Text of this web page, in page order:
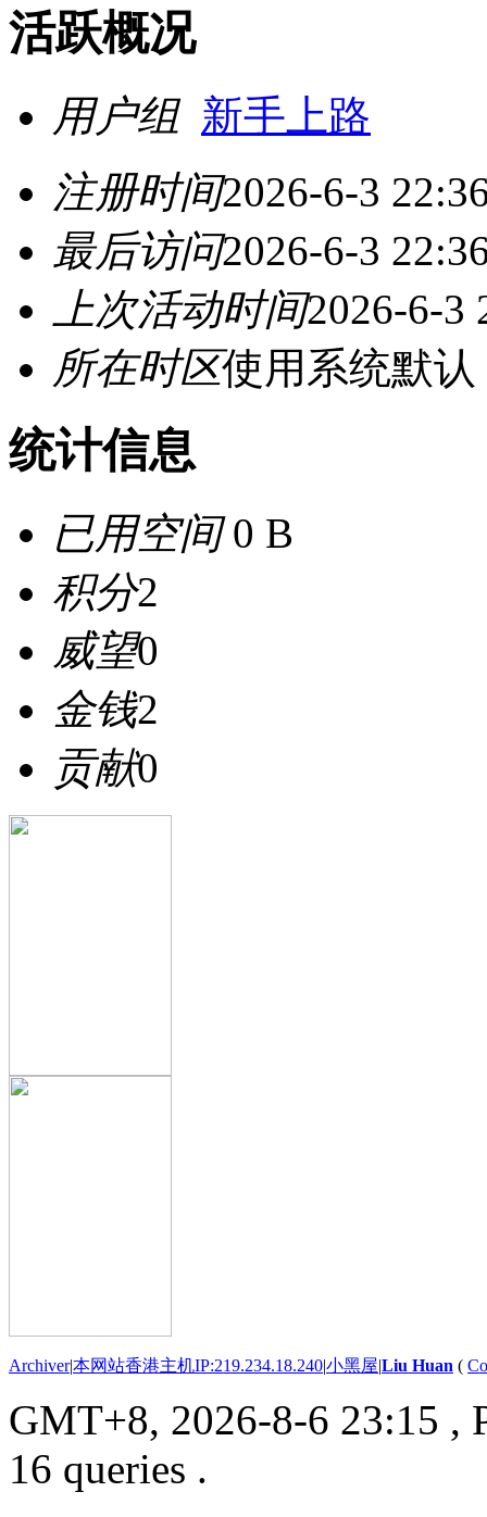
活跃概况
用户组 新手上路
注册时间2026-6-3
最后访问2026-6-3
上次活动时间2026-6-3
所在时区使用系统默认
统计信息
已用空间0 B
积分2
威望0
金钱2
贡献0
Archiver|本网站香港主机IP:219.234.18.240|小黑屋|Liu Huan (
GMT+8, 2026-8-6 23:15 ,
16 queries .